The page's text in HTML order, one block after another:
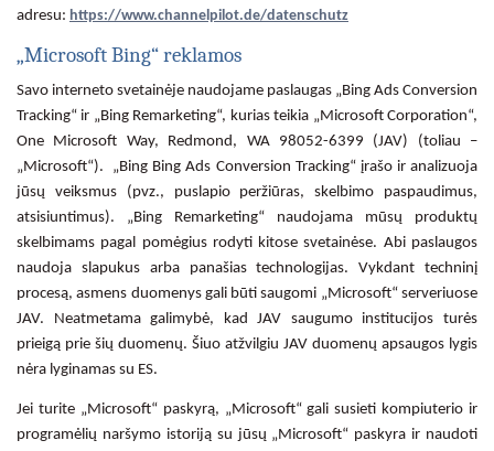
adresu: https://www.channelpilot.de/datenschutz
„Microsoft Bing“ reklamos
Savo interneto svetainėje naudojame paslaugas „Bing Ads Conversion
Tracking“ ir „Bing Remarketing“, kurias teikia „Microsoft Corporation“,
One Microsoft Way, Redmond, WA 98052-6399 (JAV) (toliau –
„Microsoft“). „Bing Bing Ads Conversion Tracking“ įrašo ir analizuoja
jūsų veiksmus (pvz., puslapio peržiūras, skelbimo paspaudimus,
atsisiuntimus). „Bing Remarketing“ naudojama mūsų produktų
skelbimams pagal pomėgius rodyti kitose svetainėse. Abi paslaugos
naudoja slapukus arba panašias technologijas. Vykdant techninį
procesą, asmens duomenys gali būti saugomi „Microsoft“ serveriuose
JAV. Neatmetama galimybė, kad JAV saugumo institucijos turės
prieigą prie šių duomenų. Šiuo atžvilgiu JAV duomenų apsaugos lygis
nėra lyginamas su ES.
Jei turite „Microsoft“ paskyrą, „Microsoft“ gali susieti kompiuterio ir
programėlių naršymo istoriją su jūsų „Microsoft“ paskyra ir naudoti